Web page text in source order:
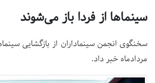
سینماها از فردا باز می‌شوند
مردادماه خبر داد.